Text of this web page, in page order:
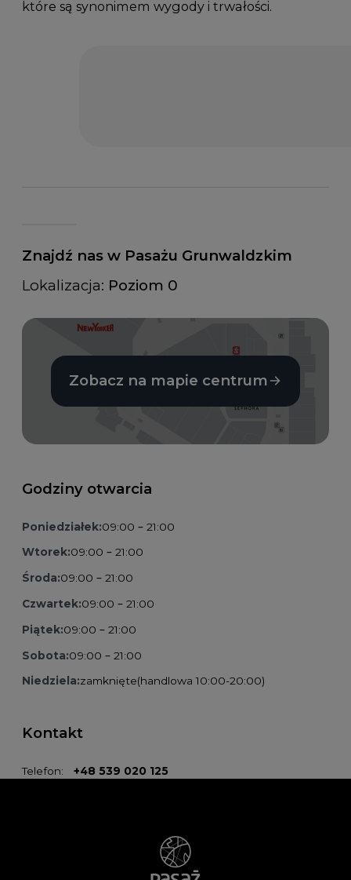
które są synonimem wygody i trwałości.
Znajdź nas w Pasażu Grunwaldzkim
Lokalizacja: Poziom 0
Zobacz na mapie centrum
Godziny otwarcia
Poniedziałek:09:00 – 21:00
Wtorek:09:00 – 21:00
Środa:09:00 – 21:00
Czwartek:09:00 – 21:00
Piątek:09:00 – 21:00
Sobota:09:00 – 21:00
Niedziela:zamknięte(handlowa 10:00-20:00)
Kontakt
Telefon: +48 539 020 125